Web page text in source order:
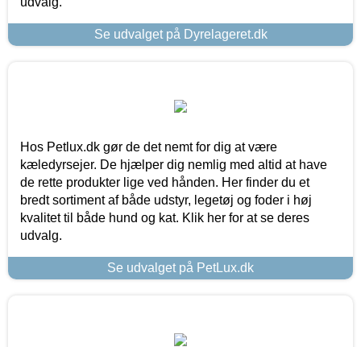
Se udvalget på Dyrelageret.dk
Hos Petlux.dk gør de det nemt for dig at være
kæledyrsejer. De hjælper dig nemlig med altid at have
de rette produkter lige ved hånden. Her finder du et
bredt sortiment af både udstyr, legetøj og foder i høj
kvalitet til både hund og kat. Klik her for at se deres
udvalg.
Se udvalget på PetLux.dk